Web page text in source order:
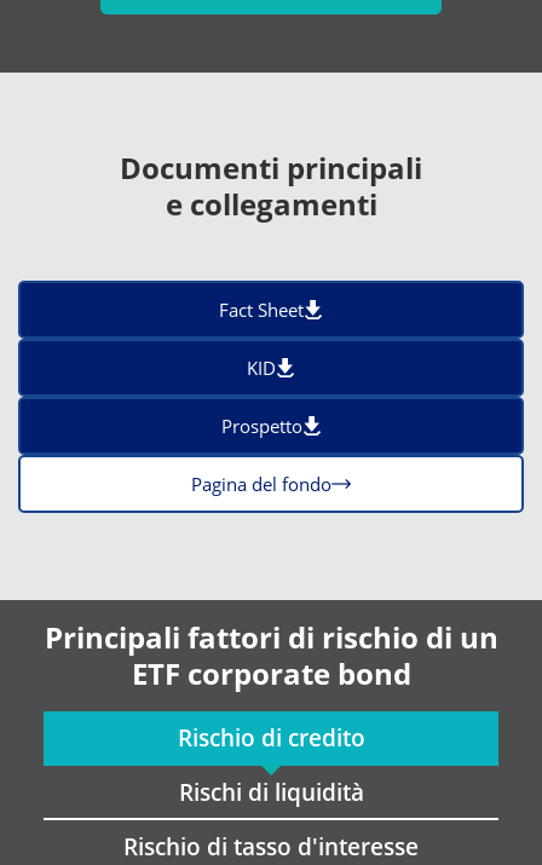
Documenti principali
e collegamenti
Fact Sheet
KID
Prospetto
Pagina del fondo
Principali fattori di rischio di un
ETF corporate bond
Rischio di credito
Rischi di liquidità
Rischio di tasso d'interesse